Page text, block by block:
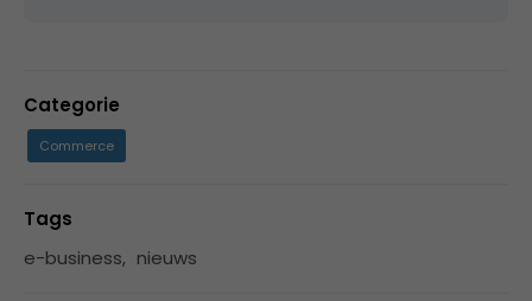
Categorie
Commerce
Tags
e-business, nieuws